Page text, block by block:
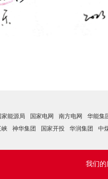
家能源局 国家电网 南方电网 华能集
峡 神华集团 国家开投 华润集团 中
我们的